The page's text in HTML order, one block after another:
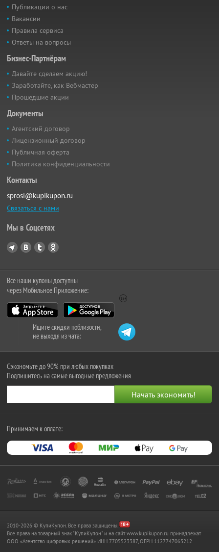
Публикации о нас
Вакансии
Правила сервиса
Ответы на вопросы
Бизнес-Партнёрам
Давайте сделаем акцию!
Заработайте, как Вебмастер
Прошедшие акции
Документы
Агентский договор
Лицензионный договор
Публичная оферта
Политика конфиденциальности
Контакты
sprosi@kupikupon.ru
Связаться с нами
Мы в Соцсетях
Все наши купоны доступны
через Мобильное Приложение:
Ищите скидки поблизости,
не выходя из чата:
Сэкономьте до 90% при любых покупках
Подпишитесь на самые выгодные предложения
Принимаем к оплате:
2010-2026 © КупиКупон. Все права защищены.
Все права на товарный знак "КупиКупон" и на сайт www.kupikupon.ru принадлежат
OOO «Агентство цифровых решений» ИНН 7705523387, ОГРН 1127747063212